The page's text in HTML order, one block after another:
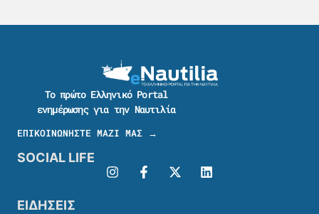
Το πρώτο Ελληνικό Portal
ενημέρωσης για την Ναυτιλία
ΕΠΙΚΟΙΝΩΝΗΣΤΕ ΜΑΖΙ ΜΑΣ →
SOCIAL LIFE
ΕΙΔΗΣΕΙΣ